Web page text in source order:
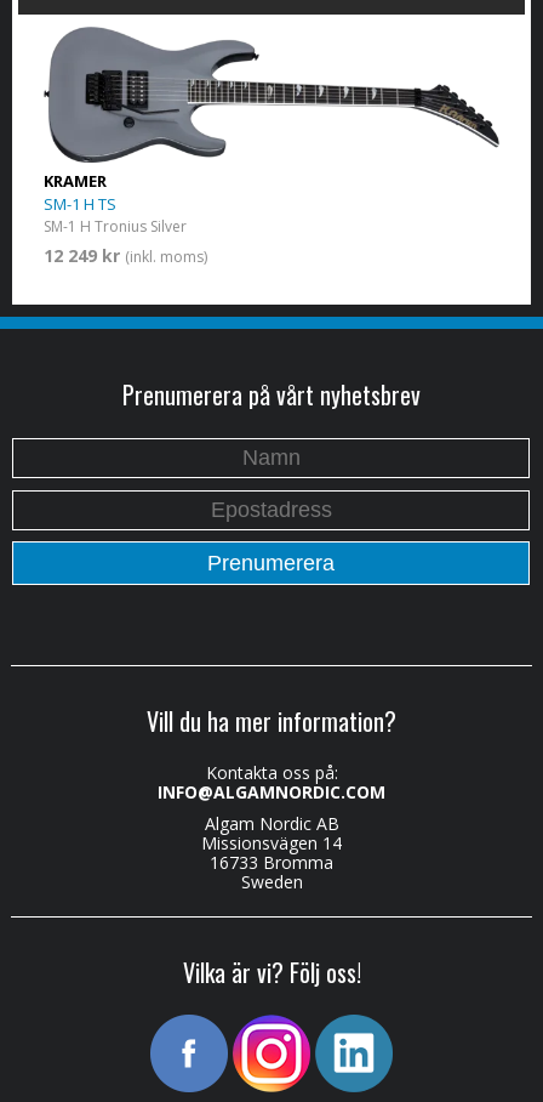
KRAMER
SM-1 H TS
SM-1 H Tronius Silver
12 249 kr (inkl. moms)
Prenumerera på vårt nyhetsbrev
Vill du ha mer information?
Kontakta oss på:
INFO@ALGAMNORDIC.COM
Algam Nordic AB
Missionsvägen 14
16733 Bromma
Sweden
Vilka är vi? Följ oss!